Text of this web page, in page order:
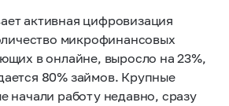
активная цифровизация
микрофинансовых
в онлайне, выросло на 23%,
80% займов. Крупные
начали работу недавно, сразу